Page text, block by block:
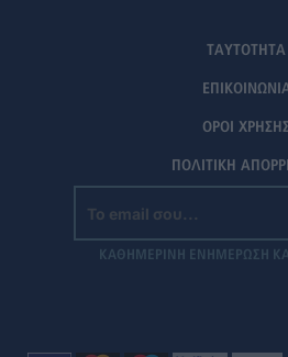
ΤΑΥΤΟΤΗΤΑ
ΟΡΟΙ
ΠΟΛΙΤΙΚΗ
ΚΑΘΗΜΕΡΙΝΗ ΕΝΗΜΕΡΩΣΗ